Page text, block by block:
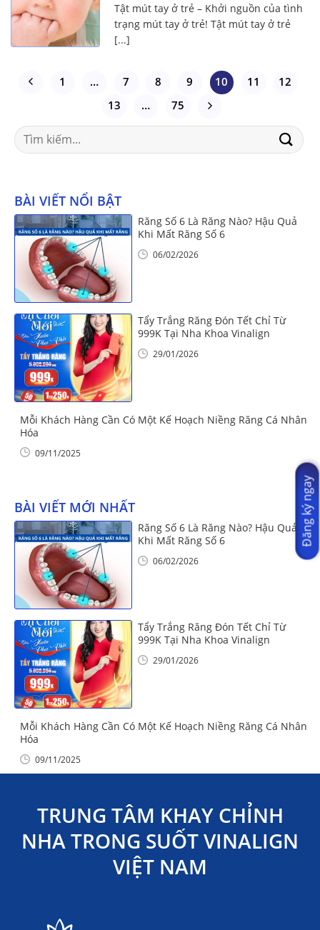
Tật mút tay ở trẻ – Khởi nguồn của tình
trạng mút tay ở trẻ! Tật mút tay ở trẻ
[...]
1 … 7 8 9 10 11
12
13
… 75
Search
for:
BÀI VIẾT NỔI BẬT
Răng Số 6 Là Răng Nào? Hậu Quả
Khi Mất Răng Số 6
06/02/2026
Tẩy Trắng Răng Đón Tết Chỉ Từ
999K Tại Nha Khoa Vinalign
29/01/2026
Mỗi Khách Hàng Cần Có Một Kế Hoạch Niềng Răng Cá Nhân
Hóa
09/11/2025
BÀI VIẾT MỚI NHẤT
Răng Số 6 Là Răng Nào? Hậu Quả
Khi Mất Răng Số 6
06/02/2026
Tẩy Trắng Răng Đón Tết Chỉ Từ
999K Tại Nha Khoa Vinalign
29/01/2026
Mỗi Khách Hàng Cần Có Một Kế Hoạch Niềng Răng Cá Nhân
Hóa
09/11/2025
TRUNG TÂM KHAY CHỈNH
NHA TRONG SUỐT VINALIGN
VIỆT NAM
Đăng ký ngay